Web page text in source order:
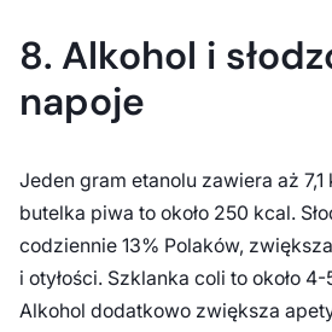
8. Alkohol i
napoje
Jeden gram etanolu zawiera aż 7,1
butelka piwa to około 250 kcal.
codziennie 13% Polaków,
i otyłości. Szklanka coli to około
Alkohol dodatkowo zwiększa